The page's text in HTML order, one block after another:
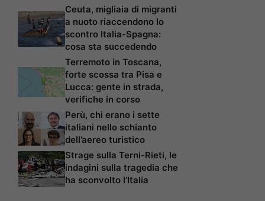
Ceuta, migliaia di migranti
a nuoto riaccendono lo
scontro Italia-Spagna:
cosa sta succedendo
Terremoto in Toscana,
forte scossa tra Pisa e
Lucca: gente in strada,
verifiche in corso
Perù, chi erano i sette
italiani nello schianto
dell’aereo turistico
Strage sulla Terni-Rieti, le
indagini sulla tragedia che
ha sconvolto l’Italia